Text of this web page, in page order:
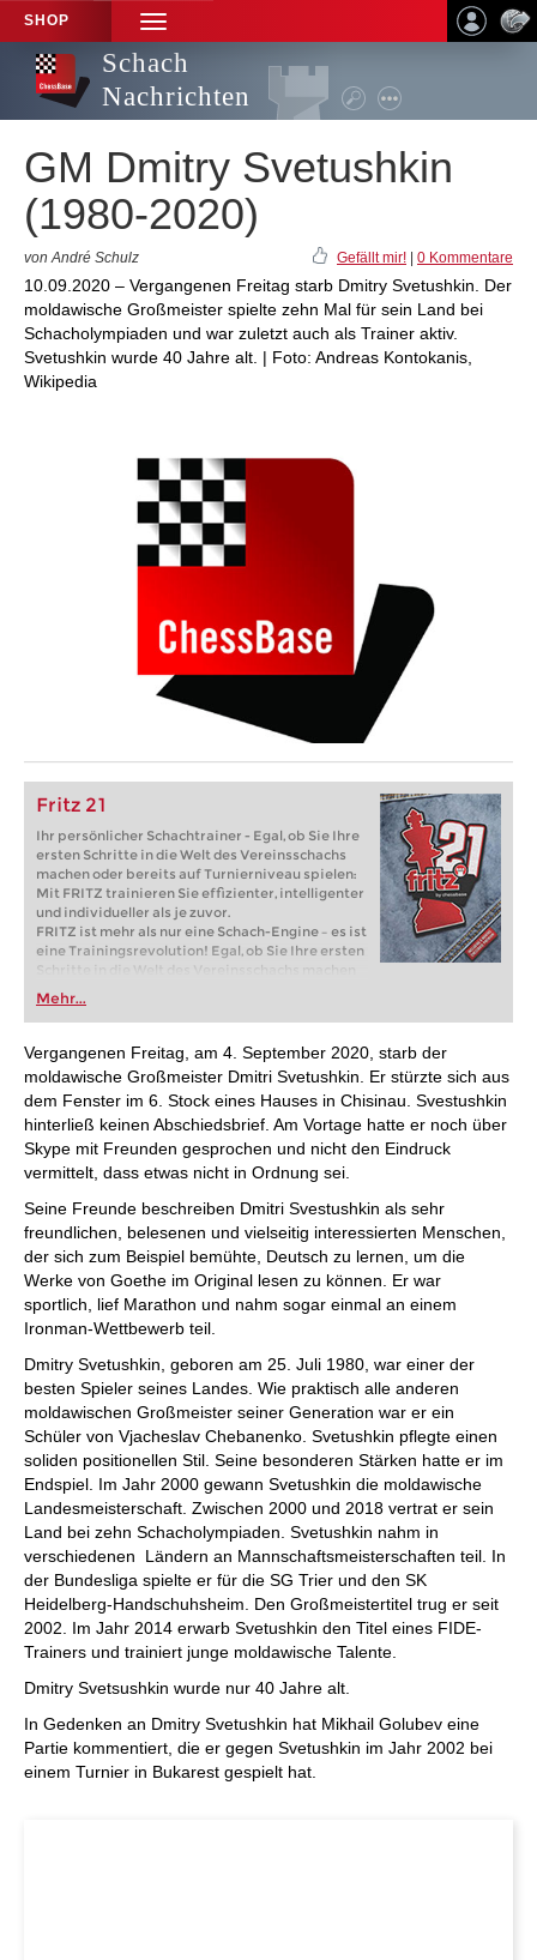
SHOP
TOGGLE
NAVIGATION
Schach
Nachrichten
GM Dmitry Svetushkin
(1980-2020)
von André Schulz Gefällt mir! 0 Kommentare
10.09.2020 – Vergangenen Freitag starb Dmitry Svetushkin. Der
moldawische Großmeister spielte zehn Mal für sein Land bei
Schacholympiaden und war zuletzt auch als Trainer aktiv.
Svetushkin wurde 40 Jahre alt. | Foto: Andreas Kontokanis,
Wikipedia
Fritz 21
Ihr persönlicher Schachtrainer - Egal, ob Sie Ihre
ersten Schritte in die Welt des Vereinsschachs
machen oder bereits auf Turnierniveau spielen:
Mit FRITZ trainieren Sie effizienter, intelligenter
und individueller als je zuvor.
FRITZ ist mehr als nur eine Schach-Engine – es ist
eine Trainingsrevolution! Egal, ob Sie Ihre ersten
Schritte in die Welt des Vereinsschachs machen
oder bereits auf Turnierniveau spielen: Mit
FRITZ trainieren Sie effizienter, intelligenter und
individueller als je zuvor.
Mehr...
Vergangenen Freitag, am 4. September 2020, starb der
moldawische Großmeister Dmitri Svetushkin. Er stürzte sich aus
dem Fenster im 6. Stock eines Hauses in Chisinau. Svestushkin
hinterließ keinen Abschiedsbrief. Am Vortage hatte er noch über
Skype mit Freunden gesprochen und nicht den Eindruck
vermittelt, dass etwas nicht in Ordnung sei.
Seine Freunde beschreiben Dmitri Svestushkin als sehr
freundlichen, belesenen und vielseitig interessierten Menschen,
der sich zum Beispiel bemühte, Deutsch zu lernen, um die
Werke von Goethe im Original lesen zu können. Er war
sportlich, lief Marathon und nahm sogar einmal an einem
Ironman-Wettbewerb teil.
Dmitry Svetushkin, geboren am 25. Juli 1980, war einer der
besten Spieler seines Landes. Wie praktisch alle anderen
moldawischen Großmeister seiner Generation war er ein
Schüler von Vjacheslav Chebanenko. Svetushkin pflegte einen
soliden positionellen Stil. Seine besonderen Stärken hatte er im
Endspiel. Im Jahr 2000 gewann Svetushkin die moldawische
Landesmeisterschaft. Zwischen 2000 und 2018 vertrat er sein
Land bei zehn Schacholympiaden. Svetushkin nahm in
verschiedenen Ländern an Mannschaftsmeisterschaften teil. In
der Bundesliga spielte er für die SG Trier und den SK
Heidelberg-Handschuhsheim. Den Großmeistertitel trug er seit
2002. Im Jahr 2014 erwarb Svetushkin den Titel eines FIDE-
Trainers und trainiert junge moldawische Talente.
Dmitry Svetsushkin wurde nur 40 Jahre alt.
In Gedenken an Dmitry Svetushkin hat Mikhail Golubev eine
Partie kommentiert, die er gegen Svetushkin im Jahr 2002 bei
einem Turnier in Bukarest gespielt hat.